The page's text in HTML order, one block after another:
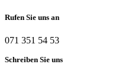
Rufen Sie uns an
071 351 54 53
Schreiben Sie uns